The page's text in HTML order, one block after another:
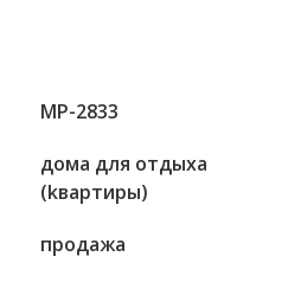
MP-2833
домa для отдыха
(kвартиры)
продажа